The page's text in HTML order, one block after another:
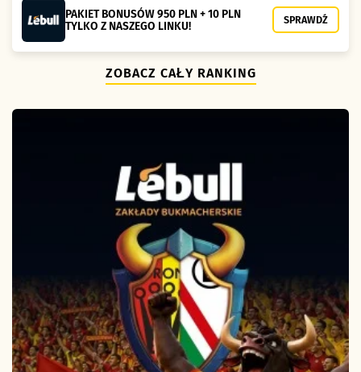
PAKIET BONUSÓW 950 PLN + 10 PLN
TYLKO Z NASZEGO LINKU!
SPRAWDŹ
ZOBACZ CAŁY RANKING